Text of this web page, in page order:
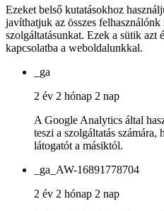
Ezeket belső kutatásokhoz
javíthatjuk az összes felhasználónk
szolgáltatásunkat. Ezek a sütik
kapcsolatba a weboldalunkkal.
_ga
2 év 2 hónap 2 nap
A Google Analytics által
teszi a szolgáltatás
látogatót a másiktól.
_ga_AW-16891778704
2 év 2 hónap 2 nap